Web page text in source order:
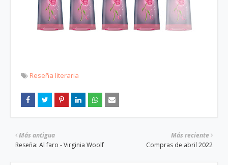
Reseña literaria
Más reciente
Compras de abril 2022
Más antigua
Reseña: Al faro - Virginia Woolf